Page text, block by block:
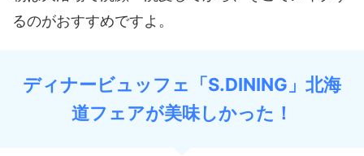
るのがおすすめですよ。
ディナービュッフェ「S.DINING」北海
道フェアが美味しかった！